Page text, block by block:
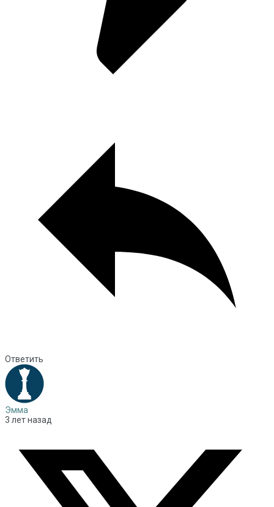
Ответить
Эмма
3 лет назад